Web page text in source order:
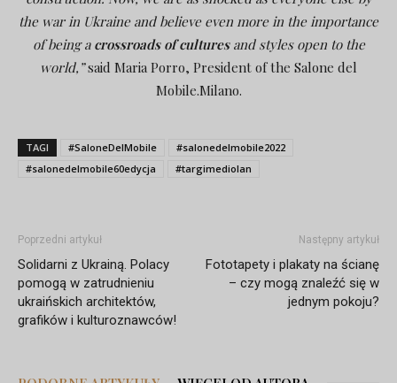
the war in Ukraine and believe even more in the importance
of being a crossroads of culturesand styles open to the
world,”said Maria Porro, President of the Salone del
Mobile.Milano.
TAGI #SaloneDelMobile
#salonedelmobile2022
#salonedelmobile60edycja
#targimediolan
Poprzedni artykuł
Solidarni z Ukrainą. Polacy
pomogą w zatrudnieniu
ukraińskich architektów,
grafików i kulturoznawców!
Następny artykuł
Fototapety i plakaty na ścianę
– czy mogą znaleźć się w
jednym pokoju?